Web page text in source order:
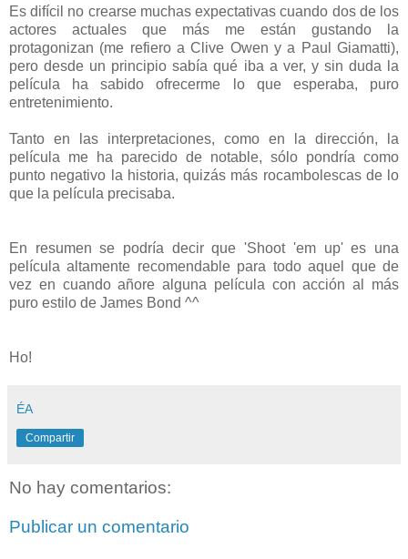
Es difícil no crearse muchas expectativas cuando dos de los
actores actuales que más me están gustando la
protagonizan (me refiero a Clive Owen y a Paul Giamatti),
pero desde un principio sabía qué iba a ver, y sin duda la
película ha sabido ofrecerme lo que esperaba, puro
entretenimiento.
Tanto en las interpretaciones, como en la dirección, la
película me ha parecido de notable, sólo pondría como
punto negativo la historia, quizás más rocambolescas de lo
que la película precisaba.
En resumen se podría decir que 'Shoot 'em up' es una
película altamente recomendable para todo aquel que de
vez en cuando añore alguna película con acción al más
puro estilo de James Bond ^^
Ho!
ÉA
Compartir
No hay comentarios:
Publicar un comentario